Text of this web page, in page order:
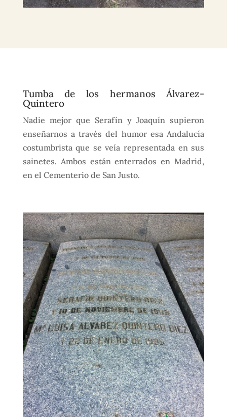
Tumba de los hermanos Álvarez-
Quintero
Nadie mejor que Serafín y Joaquín supieron
enseñarnos a través del humor esa Andalucía
costumbrista que se veía representada en sus
sainetes. Ambos están enterrados en Madrid,
en el Cementerio de San Justo.